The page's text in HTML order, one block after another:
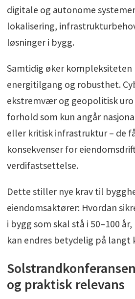
digitale og autonome
lokalisering,
løsninger i bygg.
Samtidig øker kompleksiteten
energitilgang og robusthet.
ekstremvær og geopolitisk uro
forhold som kun angår
eller kritisk infrastruktur – de
konsekvenser for
verdifastsettelse.
Dette stiller nye krav til
eiendomsaktører: Hvordan
i bygg som skal stå i 50–100
kan endres betydelig på langt
og praktisk relevans